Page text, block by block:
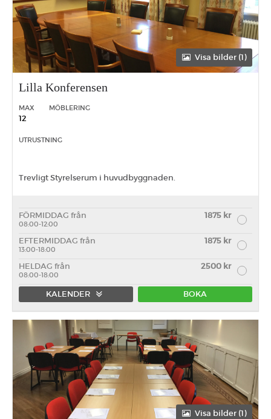
Visa bilder (1)
Lilla Konferensen
MAX
12
MÖBLERING
UTRUSTNING
Trevligt Styrelserum i huvudbyggnaden.
FÖRMIDDAG från 1875 kr
08:00-12:00
EFTERMIDDAG från 1875 kr
13:00-18:00
HELDAG från 2500 kr
08:00-18:00
KALENDER BOKA
Förmiddag Eftermiddag Heldag
Visa bilder (1)